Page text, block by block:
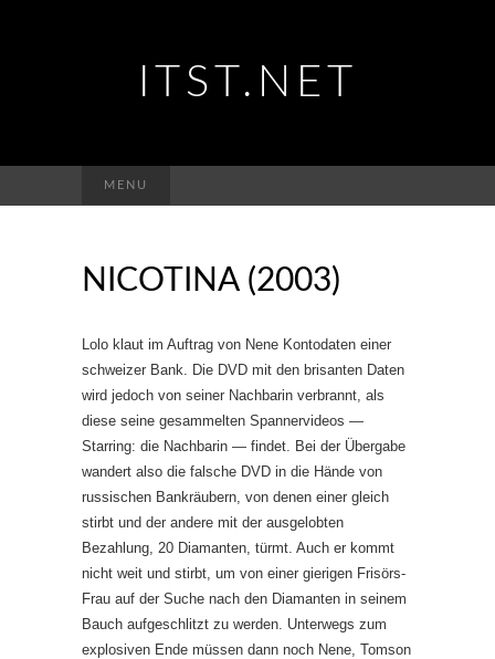
ITST.NET
MENU
nach:
NICOTINA (2003)
Lolo klaut im Auftrag von Nene Kontodaten einer
schweizer Bank. Die DVD mit den brisanten Daten
wird jedoch von seiner Nachbarin verbrannt, als
diese seine gesammelten Spannervideos —
Starring: die Nachbarin — findet. Bei der Übergabe
wandert also die falsche DVD in die Hände von
russischen Bankräubern, von denen einer gleich
stirbt und der andere mit der ausgelobten
Bezahlung, 20 Diamanten, türmt. Auch er kommt
nicht weit und stirbt, um von einer gierigen Frisörs-
Frau auf der Suche nach den Diamanten in seinem
Bauch aufgeschlitzt zu werden. Unterwegs zum
explosiven Ende müssen dann noch Nene, Tomson